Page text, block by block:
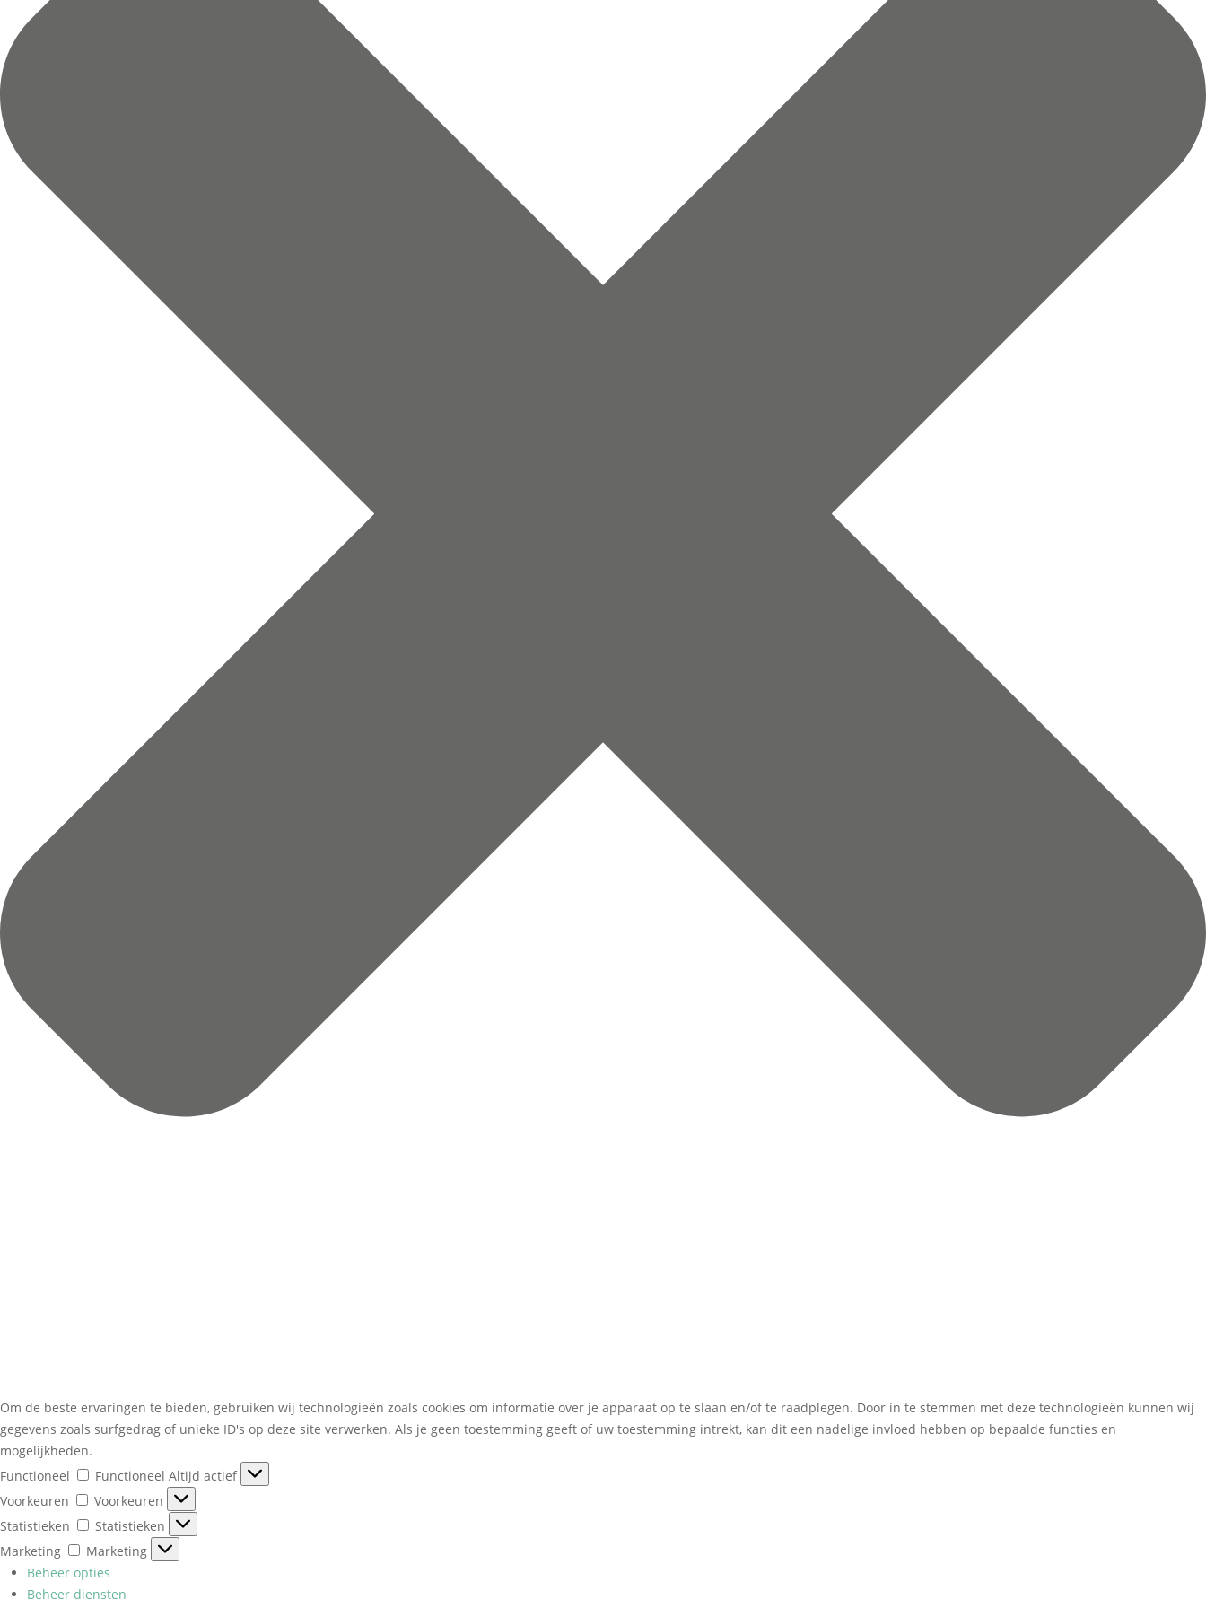
Om de beste ervaringen te bieden, gebruiken wij technologieën zoals cookies om informatie over je apparaat op te slaan en/of te raadplegen. Door in te stemmen met deze technologieën kunnen wij
gegevens zoals surfgedrag of unieke ID's op deze site verwerken. Als je geen toestemming geeft of uw toestemming intrekt, kan dit een nadelige invloed hebben op bepaalde functies en
mogelijkheden.
Functioneel
Functioneel Altijd actief
Voorkeuren
Voorkeuren
Statistieken
Statistieken
Marketing
Marketing
Beheer opties
Beheer diensten